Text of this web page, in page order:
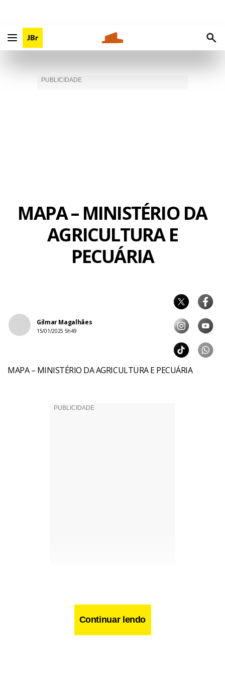
MAPA – MINISTÉRIO DA
AGRICULTURA E
PECUÁRIA
Gilmar Magalhães
15/01/2025 5h49
MAPA – MINISTÉRIO DA AGRICULTURA E PECUÁRIA
Continuar lendo